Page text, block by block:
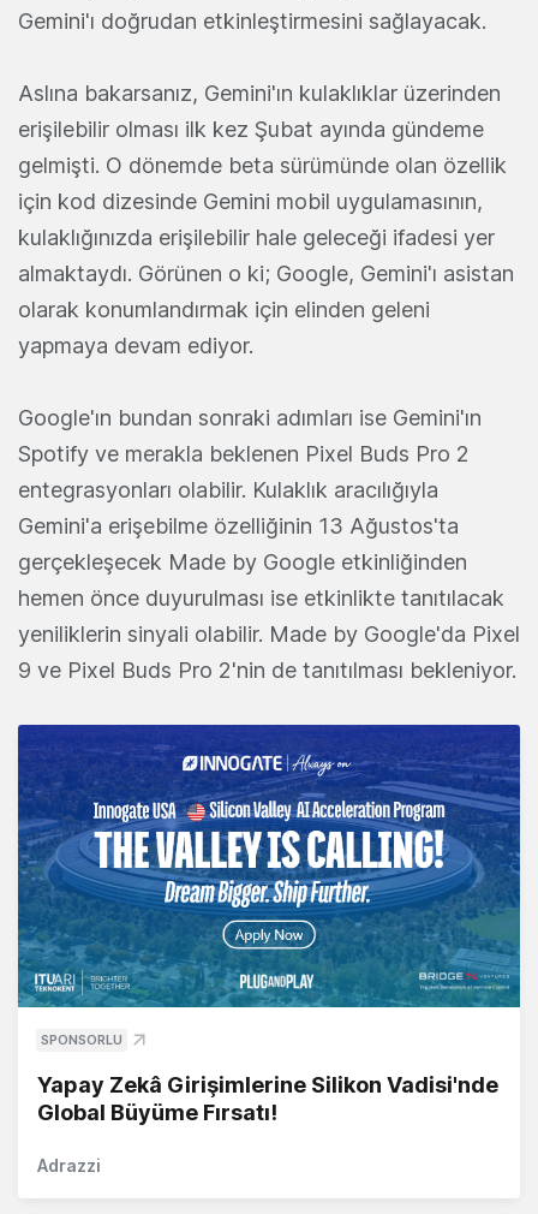
Gemini'ı doğrudan etkinleştirmesini sağlayacak.
Aslına bakarsanız, Gemini'ın kulaklıklar üzerinden
erişilebilir olması ilk kez Şubat ayında gündeme
gelmişti. O dönemde beta sürümünde olan özellik
için kod dizesinde Gemini mobil uygulamasının,
kulaklığınızda erişilebilir hale geleceği ifadesi yer
almaktaydı. Görünen o ki; Google, Gemini'ı asistan
olarak konumlandırmak için elinden geleni
yapmaya devam ediyor.
Google'ın bundan sonraki adımları ise Gemini'ın
Spotify ve merakla beklenen Pixel Buds Pro 2
entegrasyonları olabilir. Kulaklık aracılığıyla
Gemini'a erişebilme özelliğinin 13 Ağustos'ta
gerçekleşecek Made by Google etkinliğinden
hemen önce duyurulması ise etkinlikte tanıtılacak
yeniliklerin sinyali olabilir. Made by Google'da Pixel
9 ve Pixel Buds Pro 2'nin de tanıtılması bekleniyor.
SPONSORLU
Yapay Zekâ Girişimlerine Silikon Vadisi'nde
Global Büyüme Fırsatı!
Adrazzi